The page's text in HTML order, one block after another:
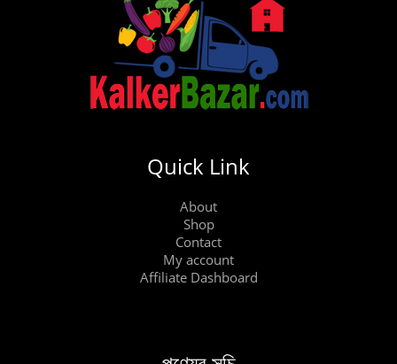
Quick Link
About
Shop
Contact
My account
Affiliate Dashboard